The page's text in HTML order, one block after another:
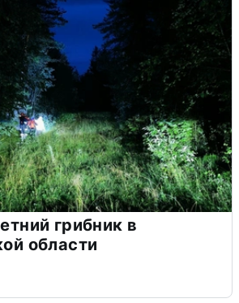
грибник в
области